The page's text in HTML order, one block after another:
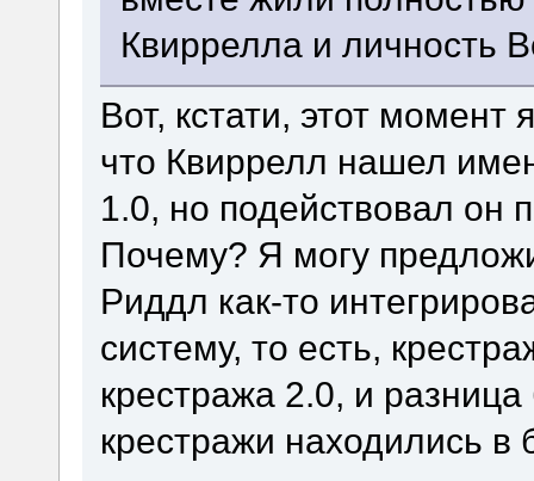
Квиррелла и личность
Вот, кстати, этот
что Квиррелл нашел
1.0, но подействовал он
Почему? Я могу
Риддл как-то
систему, то есть,
крестража 2.0, и
крестражи находились в